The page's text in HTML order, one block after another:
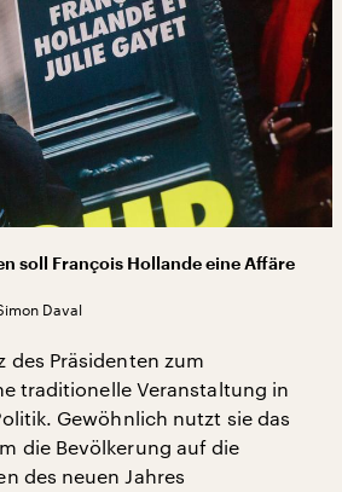
soll François Hollande eine Affäre
Daval
des Präsidenten zum
traditionelle Veranstaltung in
Gewöhnlich nutzt sie das
die Bevölkerung auf die
des neuen Jahres